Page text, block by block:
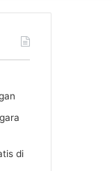
for
di